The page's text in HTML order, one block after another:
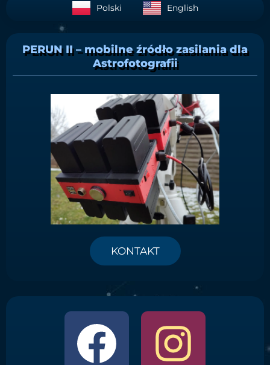
Polski English
PERUN II – mobilne źródło zasilania dla
Astrofotografii
KONTAKT